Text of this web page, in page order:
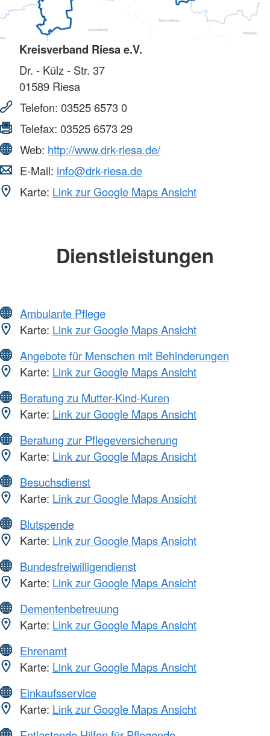
Kreisverband Riesa e.V.
Dr. - Külz - Str. 37
01589 Riesa
Telefon: 03525 6573 0
Telefax: 03525 6573 29
Web: http://www.drk-riesa.de/
E-Mail: info@drk-riesa.de
Karte: Link zur Google Maps Ansicht
Dienstleistungen
Ambulante Pflege
Karte: Link zur Google Maps Ansicht
Angebote für Menschen mit Behinderungen
Karte: Link zur Google Maps Ansicht
Beratung zu Mutter-Kind-Kuren
Karte: Link zur Google Maps Ansicht
Beratung zur Pflegeversicherung
Karte: Link zur Google Maps Ansicht
Besuchsdienst
Karte: Link zur Google Maps Ansicht
Blutspende
Karte: Link zur Google Maps Ansicht
Bundesfreiwilligendienst
Karte: Link zur Google Maps Ansicht
Dementenbetreuung
Karte: Link zur Google Maps Ansicht
Ehrenamt
Karte: Link zur Google Maps Ansicht
Einkaufsservice
Karte: Link zur Google Maps Ansicht